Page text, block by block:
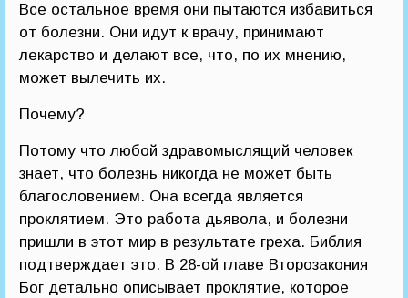
Все остальное время они пытаются избавиться
от болезни. Они идут к врачу, принимают
лекарство и делают все, что, по их мнению,
может вылечить их.
Почему?
Потому что любой здравомыслящий человек
знает, что болезнь никогда не может быть
благословением. Она всегда является
проклятием. Это работа дьявола, и болезни
пришли в этот мир в результате греха. Библия
подтверждает это. В 28-ой главе Второзакония
Бог детально описывает проклятие, которое